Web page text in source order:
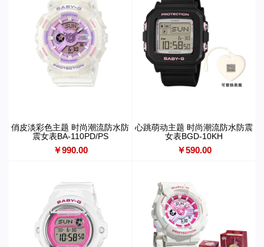
俏皮淡彩色主题 时尚潮流防水防
震女表BA-110PD/PS
￥990.00
心跳萌动主题 时尚潮流防水防震
女表BGD-10KH
￥590.00